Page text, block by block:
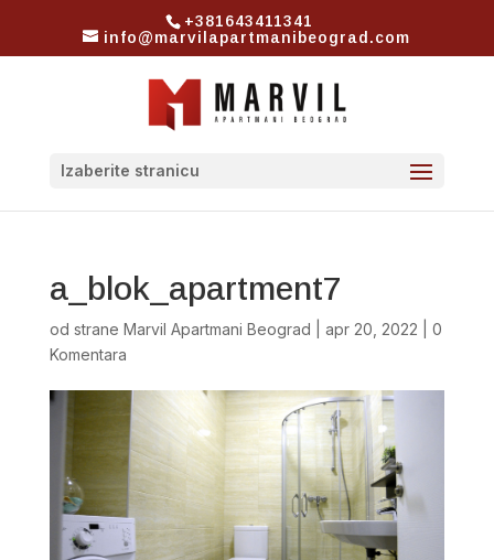
+381643411341
info@marvilapartmanibeograd.com
Izaberite stranicu
a_blok_apartment7
od strane Marvil Apartmani Beograd apr 20, 2022
0
Komentara